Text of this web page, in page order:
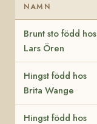
NAMN
Brunt sto född hos
Lars Ören
Hingst född hos
Brita Wange
Hingst född hos